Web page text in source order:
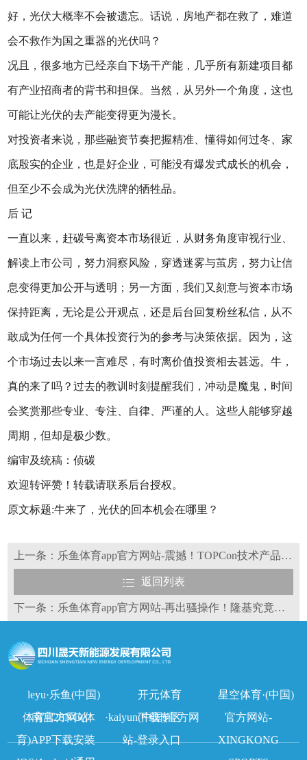
好，光伏大概率不会被遗忘。话说，房地产都在救了，难道
会不救作为国之重器的光伏吗？
况且，很多地方已经亲自下场干产能，几乎所有新建项目都
有产业招商者的背书和担保。当然，从另外一个角度，这也
可能让光伏的去产能变得更为漫长。
对投资者来说，那些融资节奏把握精准、懂得如何过冬、家
底殷实的企业，也是好企业，可能没有爆发式成长的机会，
但至少不会成为光伏洗牌的牺牲品。
后 记
一直以来，赶碳号离资本市场很近，从财务角度审视行业、
解读上市公司，努力洞察风险，穿透迷雾与茧房，努力让信
息变得更加公开与透明；另一方面，我们又刻意与资本市场
保持距离，无论是公开观点，还是后台回复粉丝私信，从不
敢成为任何一个具体投资行为的参考与决策依据。因为，这
个市场过去以来一言难尽，有时离价值投资相去甚远。牛，
真的来了吗？过去的教训时刻提醒我们，冲动是魔鬼，时间
会奖赏那些专业、专注、自律、严谨的人。这些人能够穿越
周期，但却是极少数。
编审及统稿：侦碳
欢迎转评赞！转载请联系后台授权。
原文标题:牛来了，光伏的回本机会在哪里？
上一条：乐鱼体育app官方网站-震撼！TOPCon技术产品力爆棚，横扫全球超70%应用场景
返回列表
下一条：乐鱼体育app官方网站-再出骚操作！隆基究竟在玩什么阴谋诡计？
leyu·乐鱼(中国)
体育官方网站
开元体育
·kaiyun(中国)官方网
站-登录入口
星空体育·(中国)
官方网站-
XINGKONG
南宫28NG(体
育)APP下载安装
下载专区